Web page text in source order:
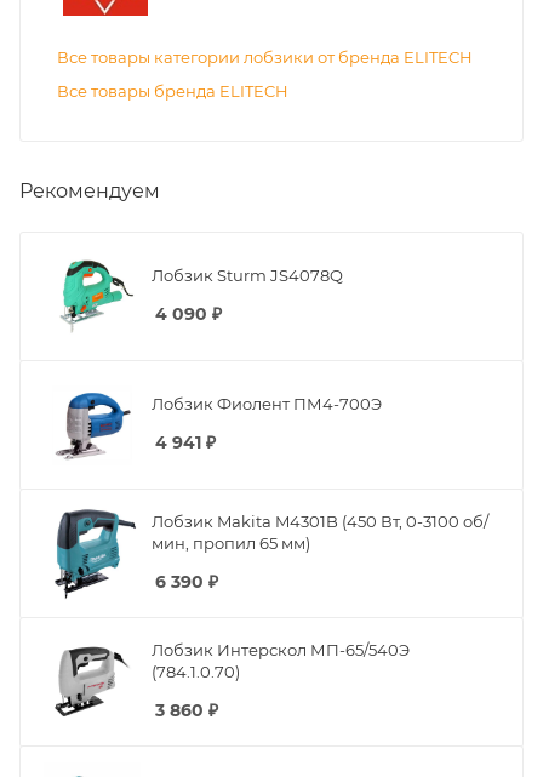
Все товары категории лобзики от бренда ELITECH
Все товары бренда ELITECH
Рекомендуем
Лобзик Sturm JS4078Q
4 090 ₽
Лобзик Фиолент ПМ4-700Э
4 941 ₽
Лобзик Makita M4301B (450 Вт, 0-3100 об/
мин, пропил 65 мм)
6 390 ₽
Лобзик Интерскол МП-65/540Э
(784.1.0.70)
3 860 ₽